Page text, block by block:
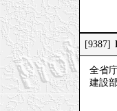
[9387]
全省
建設